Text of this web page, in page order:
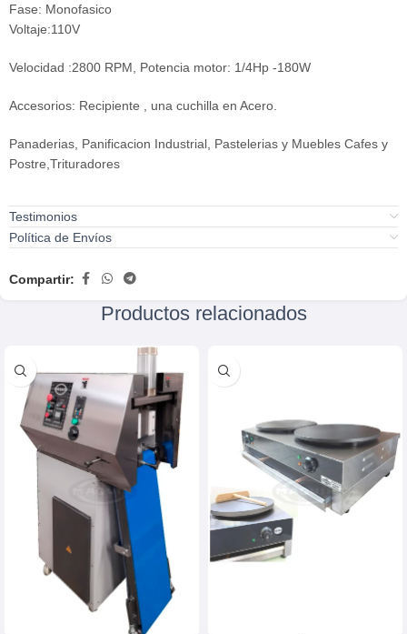
Fase: Monofasico
Voltaje:110V
Velocidad :2800 RPM, Potencia motor: 1/4Hp -180W
Accesorios: Recipiente , una cuchilla en Acero.
Panaderias, Panificacion Industrial, Pastelerias y Muebles Cafes y
Postre,Trituradores
Testimonios
Política de Envíos
Compartir:
Productos relacionados